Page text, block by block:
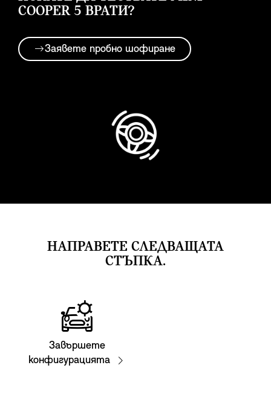
COOPER 5 ВРАТИ?
Заявете пробно шофиране
НАПРАВЕТЕ СЛЕДВАЩАТА
СТЪПКА.
Завършете
конфигурацията